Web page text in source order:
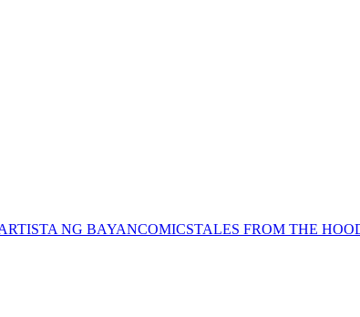
NG BAYANCOMICSTALES FROM THE